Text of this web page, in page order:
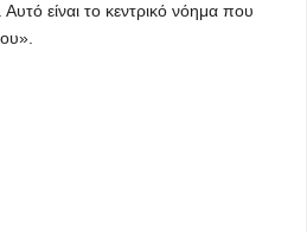
είναι το κεντρικό νόημα που